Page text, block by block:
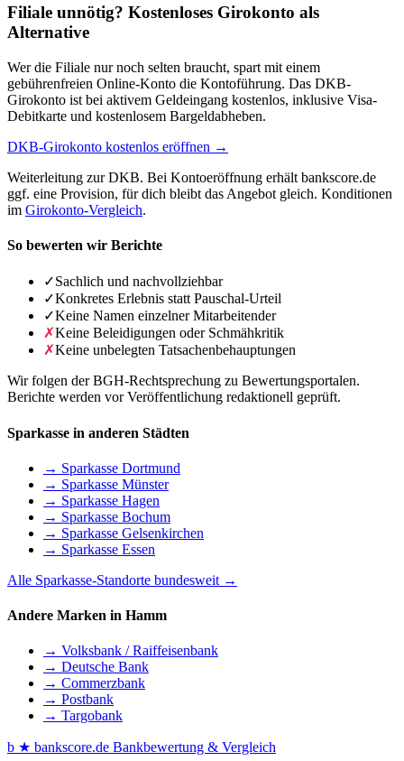
Filiale unnötig? Kostenloses Girokonto als
Alternative
Wer die Filiale nur noch selten braucht, spart mit einem
gebührenfreien Online-Konto die Kontoführung. Das DKB-
Girokonto ist bei aktivem Geldeingang kostenlos, inklusive Visa-
Debitkarte und kostenlosem Bargeldabheben.
DKB-Girokonto kostenlos eröffnen →
Weiterleitung zur DKB. Bei Kontoeröffnung erhält bankscore.de
ggf. eine Provision, für dich bleibt das Angebot gleich. Konditionen
im Girokonto-Vergleich.
So bewerten wir Berichte
✓Sachlich und nachvollziehbar
✓Konkretes Erlebnis statt Pauschal-Urteil
✓Keine Namen einzelner Mitarbeitender
✗Keine Beleidigungen oder Schmähkritik
✗Keine unbelegten Tatsachenbehauptungen
Wir folgen der BGH-Rechtsprechung zu Bewertungsportalen.
Berichte werden vor Veröffentlichung redaktionell geprüft.
Sparkasse in anderen Städten
→ Sparkasse Dortmund
→ Sparkasse Münster
→ Sparkasse Hagen
→ Sparkasse Bochum
→ Sparkasse Gelsenkirchen
→ Sparkasse Essen
Alle Sparkasse-Standorte bundesweit →
Andere Marken in Hamm
→ Volksbank / Raiffeisenbank
→ Deutsche Bank
→ Commerzbank
→ Postbank
→ Targobank
b ★ bankscore.de Bankbewertung & Vergleich